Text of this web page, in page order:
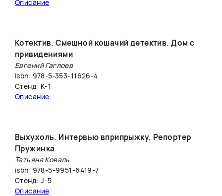
Описание
Котектив. Смешной кошачий детектив. Дом с
привидениями
Евгений Гаглоев
isbn: 978-5-353-11626-4
Стенд: К-1
Описание
Выхухоль. Интервью вприпрыжку. Репортер
Пружинка
Татьяна Коваль
isbn: 978-5-9951-6419-7
Стенд: J-5
Описание